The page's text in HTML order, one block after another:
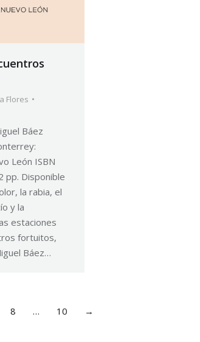
Flores
Báez
León ISBN
pp. Disponible
la rabia, el
y la
estaciones
fortuitos,
Báez…
8 … 10 →